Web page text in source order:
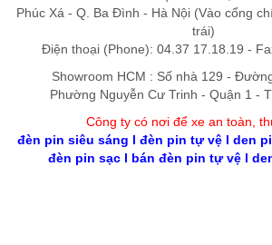
Phúc Xá - Q. Ba Đình - Hà Nội (Vào cổng
trái)
Điện thoại (Phone): 04.37 17.18.19 -
Showroom HCM : Số nhà 129 -
Phường Nguyễn Cư Trinh - Quận 1 -
Công ty có nơi để xe an toàn,
đèn pin siêu sáng l đèn pin tự vệl den
đèn pin sạcl bán đèn pin tự vệl